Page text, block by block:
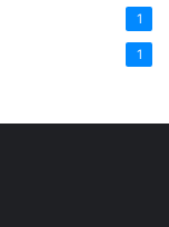
1
1